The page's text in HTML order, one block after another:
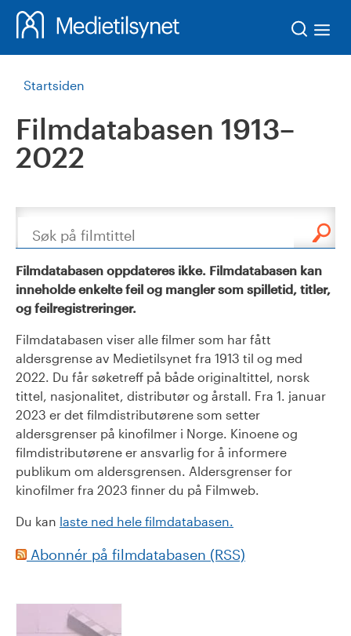
Startsiden
Filmdatabasen 1913–
2022
Søk
Filmdatabasen oppdateres ikke. Filmdatabasen kan
inneholde enkelte feil og mangler som spilletid, titler,
og feilregistreringer.
Filmdatabasen viser alle filmer som har fått
aldersgrense av Medietilsynet fra 1913 til og med
2022. Du får søketreff på både originaltittel, norsk
tittel, nasjonalitet, distributør og årstall. Fra 1. januar
2023 er det filmdistributørene som setter
aldersgrenser på kinofilmer i Norge. Kinoene og
filmdistributørene er ansvarlig for å informere
publikum om aldersgrensen. Aldersgrenser for
kinofilmer fra 2023 finner du på Filmweb.
Du kan laste ned hele filmdatabasen.
Abonnér på filmdatabasen (RSS)